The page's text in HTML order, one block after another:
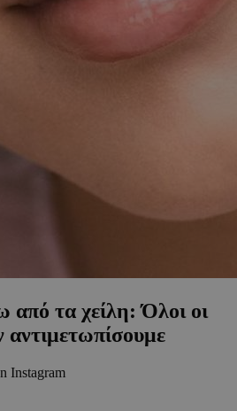
από τα χείλη: Όλοι οι
αντιμετωπίσουμε
Instagram